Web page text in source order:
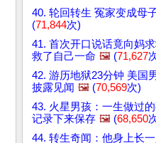
40. 轮回转生 冤家变成母
(71,844次)
41. 首次开口说话竟向妈
救了自己一命 🖼️ (71,627
42. 游历地狱23分钟 美国
披露见闻 🖼️ (70,569次)
43. 火星男孩：一生做过
记录下来保存 🖼️ (68,650
44. 转生奇闻：他身上长